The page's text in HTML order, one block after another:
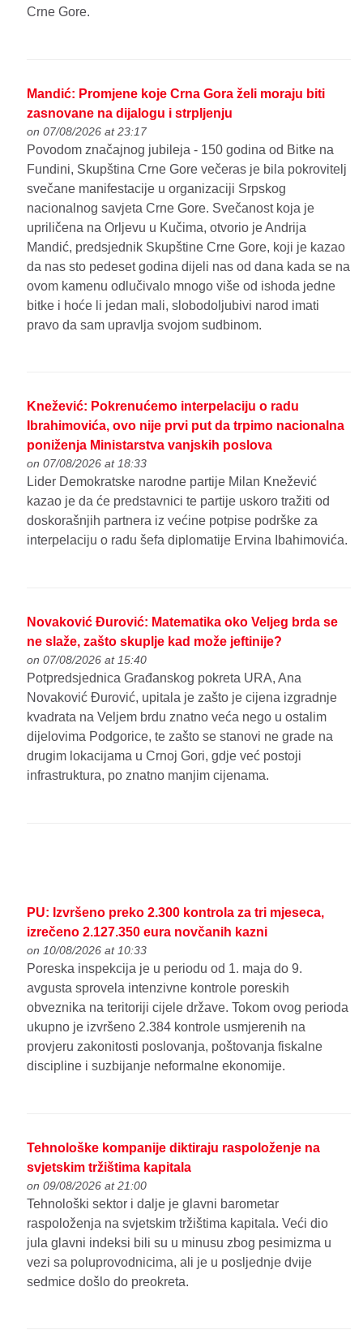
Crne Gore.
Mandić: Promjene koje Crna Gora želi moraju biti
zasnovane na dijalogu i strpljenju
on 07/08/2026 at 23:17
Povodom značajnog jubileja - 150 godina od Bitke na
Fundini, Skupština Crne Gore večeras je bila pokrovitelj
svečane manifestacije u organizaciji Srpskog
nacionalnog savjeta Crne Gore. Svečanost koja je
upriličena na Orljevu u Kučima, otvorio je Andrija
Mandić, predsjednik Skupštine Crne Gore, koji je kazao
da nas sto pedeset godina dijeli nas od dana kada se na
ovom kamenu odlučivalo mnogo više od ishoda jedne
bitke i hoće li jedan mali, slobodoljubivi narod imati
pravo da sam upravlja svojom sudbinom.
Knežević: Pokrenućemo interpelaciju o radu
Ibrahimovića, ovo nije prvi put da trpimo nacionalna
poniženja Ministarstva vanjskih poslova
on 07/08/2026 at 18:33
Lider Demokratske narodne partije Milan Knežević
kazao je da će predstavnici te partije uskoro tražiti od
doskorašnjih partnera iz većine potpise podrške za
interpelaciju o radu šefa diplomatije Ervina Ibahimovića.
Novaković Đurović: Matematika oko Veljeg brda se
ne slaže, zašto skuplje kad može jeftinije?
on 07/08/2026 at 15:40
Potpredsjednica Građanskog pokreta URA, Ana
Novaković Đurović, upitala je zašto je cijena izgradnje
kvadrata na Veljem brdu znatno veća nego u ostalim
dijelovima Podgorice, te zašto se stanovi ne grade na
drugim lokacijama u Crnoj Gori, gdje već postoji
infrastruktura, po znatno manjim cijenama.
PU: Izvršeno preko 2.300 kontrola za tri mjeseca,
izrečeno 2.127.350 eura novčanih kazni
on 10/08/2026 at 10:33
Poreska inspekcija je u periodu od 1. maja do 9.
avgusta sprovela intenzivne kontrole poreskih
obveznika na teritoriji cijele države. Tokom ovog perioda
ukupno je izvršeno 2.384 kontrole usmjerenih na
provjeru zakonitosti poslovanja, poštovanja fiskalne
discipline i suzbijanje neformalne ekonomije.
Tehnološke kompanije diktiraju raspoloženje na
svjetskim tržištima kapitala
on 09/08/2026 at 21:00
Tehnološki sektor i dalje je glavni barometar
raspoloženja na svjetskim tržištima kapitala. Veći dio
jula glavni indeksi bili su u minusu zbog pesimizma u
vezi sa poluprovodnicima, ali je u posljednje dvije
sedmice došlo do preokreta.